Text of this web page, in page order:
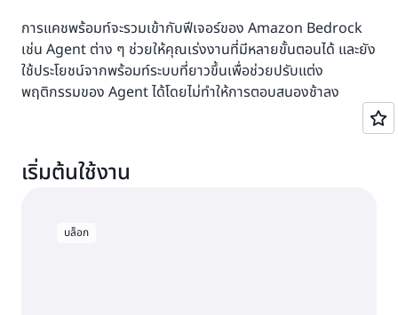
การแคชพร้อมท์จะรวมเข้ากับฟีเจอร์ของ Amazon Bedrock
เช่น Agent ต่าง ๆ ช่วยให้คุณเร่งงานที่มีหลายขั้นตอนได้ และยัง
ใช้ประโยชน์จากพร้อมท์ระบบที่ยาวขึ้นเพื่อช่วยปรับแต่ง
พฤติกรรมของ Agent ได้โดยไม่ทำให้การตอบสนองช้าลง
เริ่มต้นใช้งาน
บล็อก